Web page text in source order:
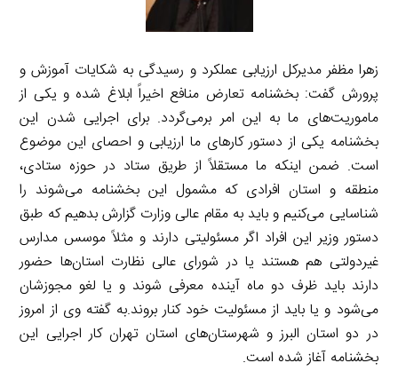
زهرا مظفر مدیرکل ارزیابی عملکرد و رسیدگی به شکایات آموزش و
پرورش گفت: بخشنامه تعارض منافع اخیراً ابلاغ شده و یکی از
ماموریت‌های ما به این امر برمی‌گردد. برای اجرایی شدن این
بخشنامه یکی از دستور کارهای ما ارزیابی و احصای این موضوع
است. ضمن اینکه ما مستقلاً از طریق ستاد در حوزه ستادی،
منطقه و استان افرادی که مشمول این بخشنامه می‌شوند را
شناسایی می‌کنیم و باید به مقام عالی وزارت گزارش بدهیم که طبق
دستور وزیر این افراد اگر مسئولیتی دارند و مثلاً موسس مدارس
غیردولتی هم هستند یا در شورای عالی نظارت استان‌ها حضور
دارند باید ظرف دو ماه آینده معرفی شوند و یا لغو مجوزشان
می‌شود و یا باید از مسئولیت خود کنار بروند.به گفته وی از امروز
در دو استان البرز و شهرستان‌های استان تهران کار اجرایی این
بخشنامه آغاز شده است.